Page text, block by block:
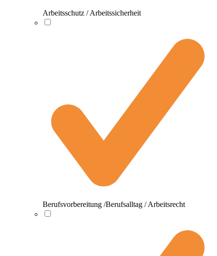
Arbeitsschutz / Arbeitssicherheit
Berufsvorbereitung /Berufsalltag / Arbeitsrecht